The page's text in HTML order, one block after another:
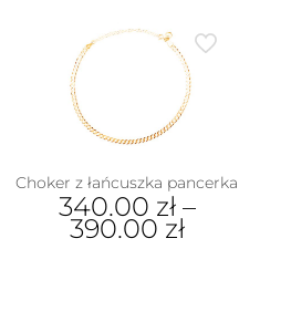
Choker z łańcuszka pancerka
340.00 zł–
390.00 zł